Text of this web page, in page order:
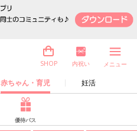
赤ちゃん・育児 妊活
SHOP 内祝い メニュー
優待パス